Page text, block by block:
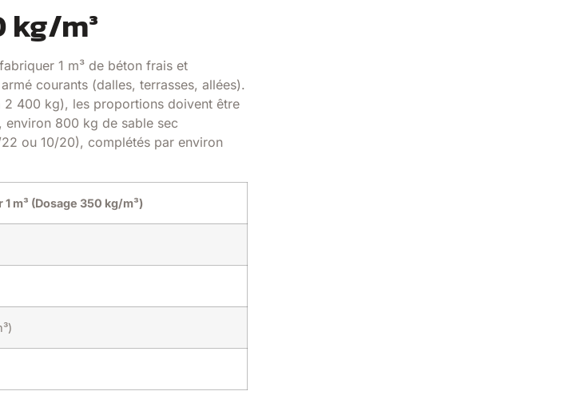
kg/m³
1 m³ de béton frais et
courants (dalles, terrasses, allées).
2 400 kg), les proportions doivent être
800 kg de sable sec
ou 10/20), complétés par environ
m³ (Dosage 350 kg/m³)